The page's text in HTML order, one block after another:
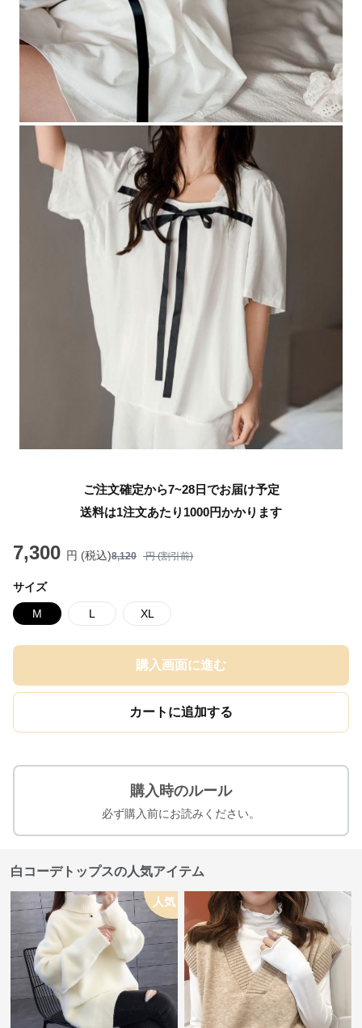
ご注文確定から7~28日でお届け予定
送料は1注文あたり 1000円かかります
7,300 円 (税込)8,120 円 (割引前)
サイズ
M L XL
購入画面に進む
カートに追加する
購入時のルール
必ず購入前にお読みください。
白コーデトップスの人気アイテム
人気